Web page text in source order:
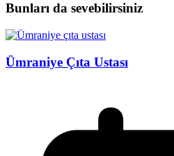
Bunları da sevebilirsiniz
Ümraniye Çıta Ustası